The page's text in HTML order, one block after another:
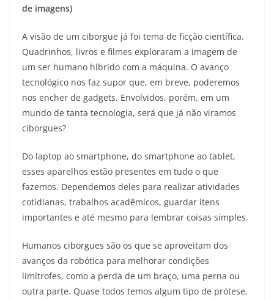
de imagens)
A visão de um ciborgue já foi tema de ficção científica.
Quadrinhos, livros e filmes exploraram a imagem de
um ser humano híbrido com a máquina. O avanço
tecnológico nos faz supor que, em breve, poderemos
nos encher de gadgets. Envolvidos, porém, em um
mundo de tanta tecnologia, será que já não viramos
ciborgues?
Do laptop ao smartphone, do smartphone ao tablet,
esses aparelhos estão presentes em tudo o que
fazemos. Dependemos deles para realizar atividades
cotidianas, trabalhos acadêmicos, guardar itens
importantes e até mesmo para lembrar coisas simples.
Humanos ciborgues são os que se aproveitam dos
avanços da robótica para melhorar condições
limítrofes, como a perda de um braço, uma perna ou
outra parte. Quase todos temos algum tipo de prótese,